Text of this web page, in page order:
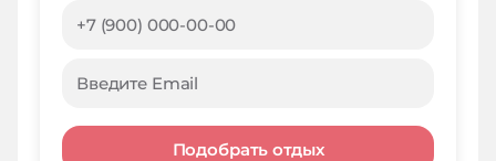
Подобрать отдых